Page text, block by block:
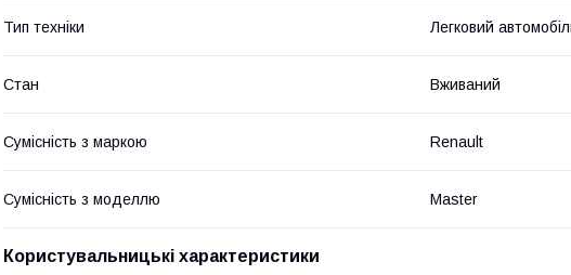
Тип техніки Легковий
Стан Вживаний
Сумісність з маркою Renault
Сумісність з моделлю Master
Користувальницькі характеристики